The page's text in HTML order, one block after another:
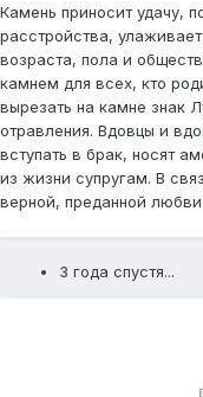
Камень приносит удачу,
расстройства,
возраста, пола и
камнем для всех, кто
вырезать на камне знак
отравления. Вдовцы и
вступать в брак, носят
из жизни супругам. В
верной, преданной
3 года спустя...